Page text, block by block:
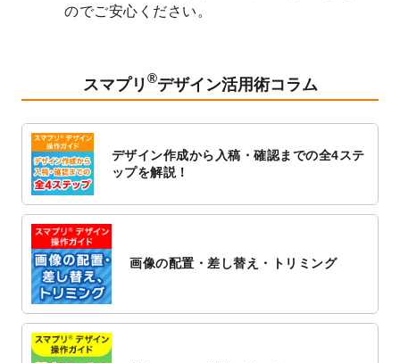
2023/3/2
パワーポイント版テンプレートをダウンロ
追加しました。
2023/1/13
4月始まりのカレンダーデザインテンプレー
2023/1/5
スタンプカードのデザインテンプレート
追加しました。
2022/12/26
止のお知らせ
2022/12/16
トを公開いたしました。
2022/12/1
2022/11/25
【新商品】封筒が作成できるようになりま
のでご安心ください。
スマプリ ®デザイン活用術コラム
デザイン作成から入稿・確認までの全4ステ
ップを解説！
画像の配置・差し替え・トリミング